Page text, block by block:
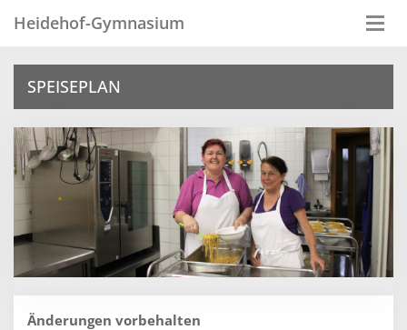
Heidehof-Gymnasium
SPEISEPLAN
Änderungen vorbehalten